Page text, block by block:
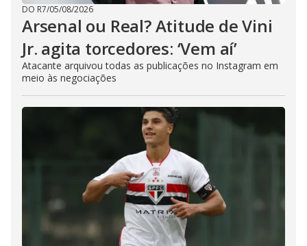
DO R7/05/08/2026
Arsenal ou Real? Atitude de Vini
Jr. agita torcedores: ‘Vem aí’
Atacante arquivou todas as publicações no Instagram em
meio às negociações